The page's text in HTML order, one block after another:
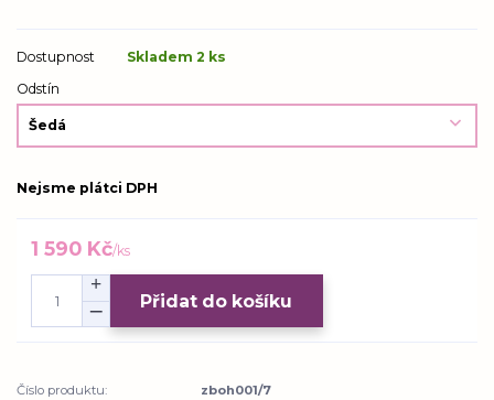
Dostupnost
Skladem 2 ks
Odstín
Nejsme plátci DPH
1 590 Kč/ks
Přidat do košíku
Číslo produktu: zboh001/7